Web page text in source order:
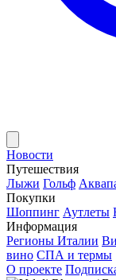
Новости
Путешествия
Лыжи Гольф
Покупки
Шоппинг Аутлеты
Информация
Регионы Италии
вино СПА и термы
О проекте